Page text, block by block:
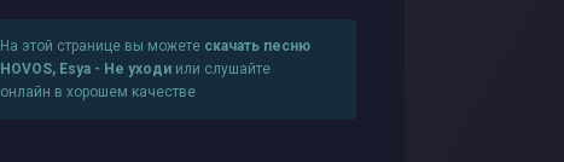
На этой странице вы можете скачать песню
HOVOS, Esya - Не уходи или слушайте
онлайн в хорошем качестве